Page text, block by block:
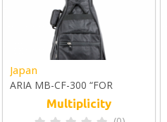
Japan
ARIA MB-CF-300 “FOR
CLASSICAL GUITAR”
Multiplicity